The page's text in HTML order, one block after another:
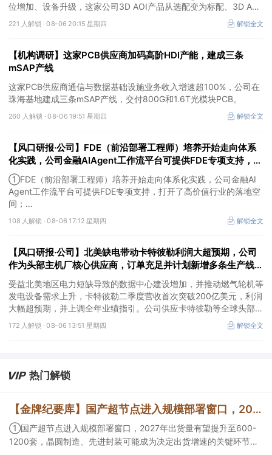
位增加、设备升级，这家公司3D AOI产品从选配变为标配、3D AXI
设备逐步成为刚需，现已进入头部客户供应体系。
221 人解锁 ·08-06 20:15 星期四 解锁全文
【机构调研】这家PCB供应商加码高阶HDI产能，建成三条
mSAP产线
这家PCB供应商通信与数据基础设施业务收入增速超100%，公司在
珠海基地建成三条mSAP产线，交付800G和1.6T光模块PCB。
260 人解锁 ·08-06 19:51 星期四 解锁全文
【风口研报·公司】FDE（前沿部署工程师）培养开始走向体系
化实践，公司金融AIAgent工作流平台可提供FDE专项支持，打
开了高价值行业的落地空间；另有公司兼具成长强确定性、低估
值、高股息属性
①FDE（前沿部署工程师）培养开始走向体系化实践，公司金融AI
Agent工作流平台可提供FDE专项支持，打开了高价值行业的落地空
间；
②这家公司兼具成长强确定性、低估值、高股息属性，受益于国内
外贸易额高速增长，且还有AI应用加速渗透+跨境支付等成长极。
108 人解锁 ·08-06 17:12 星期四 解锁全文
【风口研报·公司】北美缺电带动卡特彼勒利润大超预期，公司
作为头部主机厂核心供应商，订单充足并计划新增多条生产线，
有望抢抓算力备电新机
受益北美地区电力短缺导致的数据中心建设增加，并推动燃气轮机等
发电设备需求上升，卡特彼勒二季度营收首次突破200亿美元，利润
大幅超预期，并上调全年业绩指引。公司供应卡特彼勒等全球头部发
动机主机厂，产品订单充足，并计划2026年新增多条生产线，同时
海外泰国工厂建设顺利推进，有望抢抓算力备电新机，打开成长空
172 人解锁 ·08-06 13:51 星期四 解锁全文
热门解锁
【金牌纪要库】国产超节点进入规模部署窗口，2027年出货量有望提升至600-1200套，晶圆制造、先进封装可能成为决定出货增速的关键环节
①国产超节点进入规模部署窗口，2027年出货量有望提升至600-
1200套，晶圆制造、先进封装可能成为决定出货增速的关键环节；